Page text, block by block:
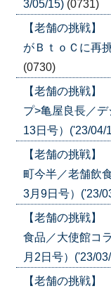
3/05/15) (0731)
【老舗の挑戦
がＢｔｏＣに再
(0730)
【老舗の挑戦
プ>亀屋良長／
13日号）('23/04/
【老舗の挑戦
町今半／老舗飲
3月9日号）('23/
【老舗の挑戦
食品／大使館コ
月2日号）('23/
【老舗の挑戦】